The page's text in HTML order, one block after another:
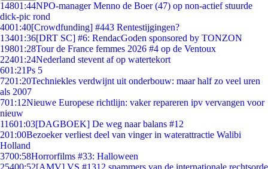
14801:44NPO-manager Menno de Boer (47) op non-actief stuurde
dick-pic rond
4001:40[Crowdfunding] #443 Rentestijgingen?
13401:36[DRT SC] #6: RendacGoden sponsored by TONZON
19801:28Tour de France femmes 2026 #4 op de Ventoux
22401:24Nederland stevent af op watertekort
601:21Ps 5
7201:20Techniekles verdwijnt uit onderbouw: maar half zo veel uren
als 2007
701:12Nieuwe Europese richtlijn: vaker repareren ipv vervangen voor
nieuw
11601:03[DAGBOEK] De weg naar balans #12
201:00Bezoeker verliest deel van vinger in waterattractie Walibi
Holland
3700:58Horrorfilms #33: Halloween
25400:52[AMV] VS #1312 spammers van de internationale rechtsorde